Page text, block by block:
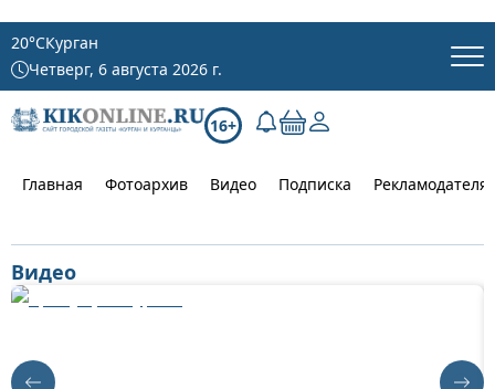
20°CКурган
Четверг, 6 августа 2026 г.
16+
Главная Фотоархив Видео Подписка
Видео